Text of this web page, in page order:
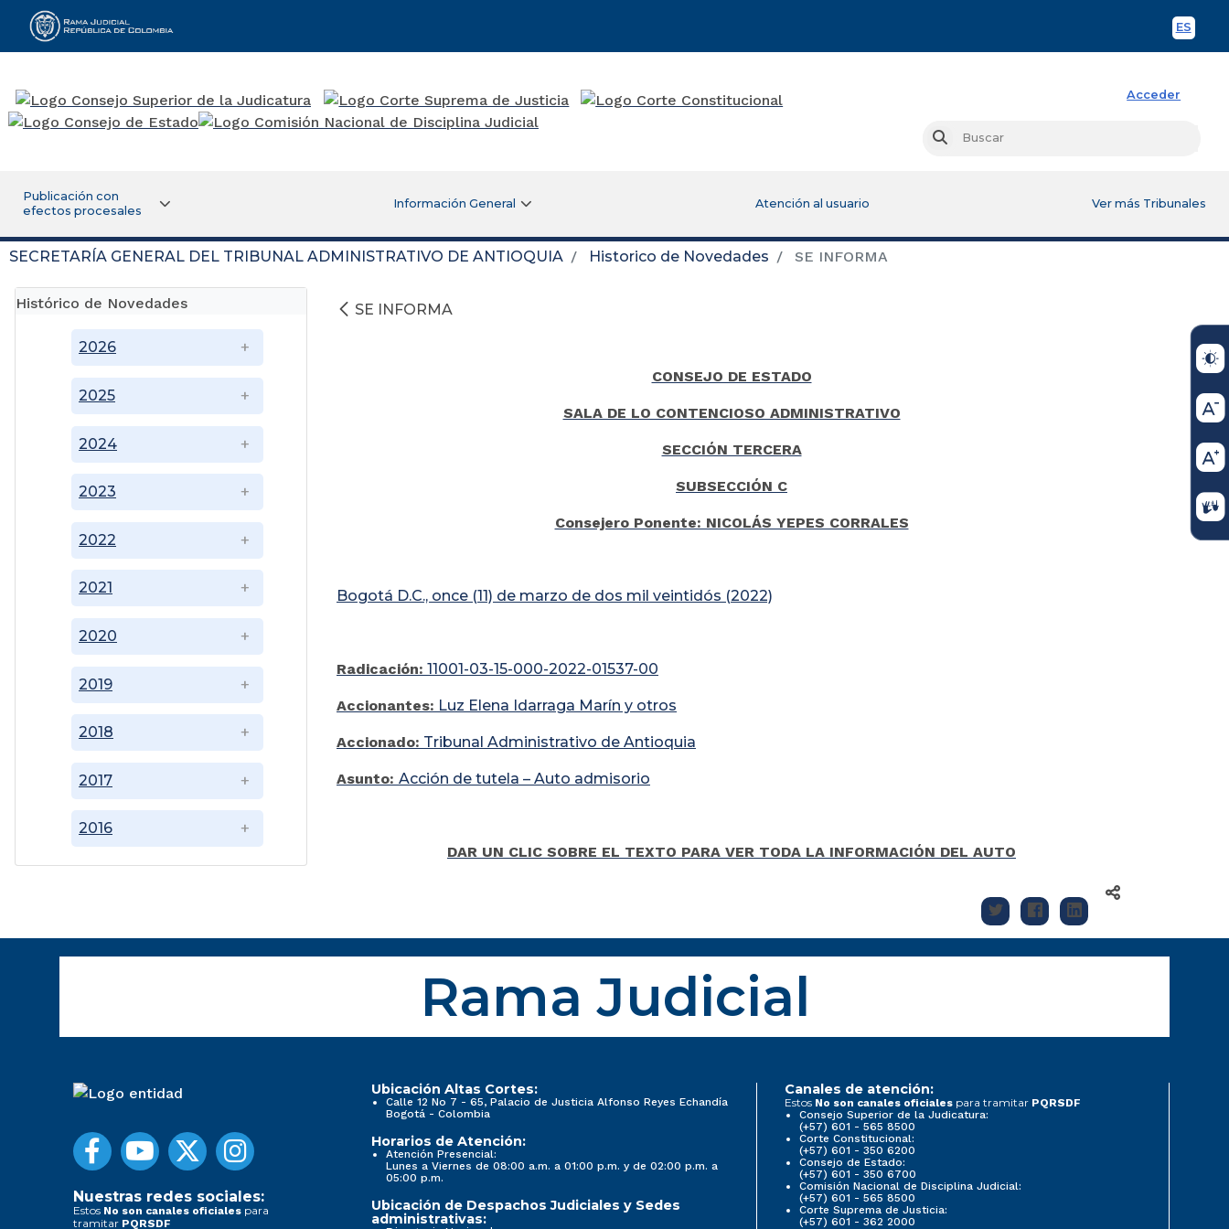
ES
Rama Judicial
Acceder
Buscar
Publicación con
efectos procesales
Información General Atención al usuario Ver más Tribunales
SECRETARÍA GENERAL DEL TRIBUNAL ADMINISTRATIVO DE ANTIOQUIA Historico de Novedades SE INFORMA
Histórico de Novedades
2016
2017
2018
2019
2020
2021
2022
2023
2024
2025
2026
SE INFORMA
CONSEJO DE ESTADO
SALA DE LO CONTENCIOSO ADMINISTRATIVO
SECCIÓN TERCERA
SUBSECCIÓN C
Consejero Ponente: NICOLÁS YEPES CORRALES
Bogotá D.C., once (11) de marzo de dos mil veintidós (2022)
Radicación: 11001-03-15-000-2022-01537-00
Accionantes: Luz Elena Idarraga Marín y otros
Accionado: Tribunal Administrativo de Antioquia
Asunto: Acción de tutela – Auto admisorio
DAR UN CLIC SOBRE EL TEXTO PARA VER TODA LA INFORMACIÓN DEL AUTO
Rama Judicial
Nuestras redes sociales:
Estos No son canales oficiales para
tramitar PQRSDF
Ubicación Altas Cortes:
Calle 12 No 7 - 65, Palacio de Justicia Alfonso Reyes Echandía
Bogotá - Colombia
Horarios de Atención:
Atención Presencial:
Lunes a Viernes de 08:00 a.m. a 01:00 p.m. y de 02:00 p.m. a
05:00 p.m.
Ubicación de Despachos Judiciales y Sedes
administrativas:
Canales de atención:
Estos No son canales oficiales para tramitar PQRSDF
Consejo Superior de la Judicatura:
(+57) 601 - 565 8500
Corte Constitucional:
(+57) 601 - 350 6200
Consejo de Estado:
(+57) 601 - 350 6700
Comisión Nacional de Disciplina Judicial:
(+57) 601 - 565 8500
Corte Suprema de Justicia:
(+57) 601 - 362 2000